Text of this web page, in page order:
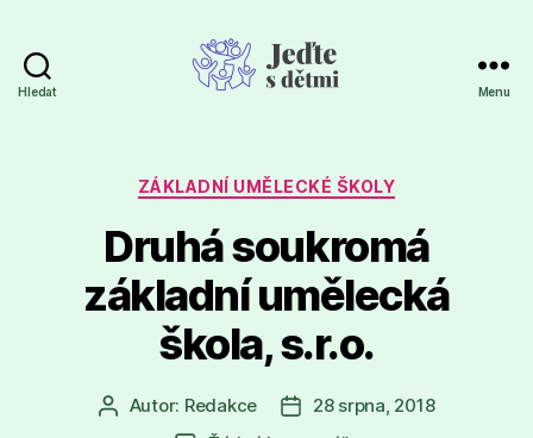
Hledat Menu
Rubriky
ZÁKLADNÍ UMĚLECKÉ ŠKOLY
Druhá soukromá
základní umělecká
škola, s.r.o.
Autor
příspěvku
Autor: Redakce
Datum
příspěvku
28 srpna, 2018